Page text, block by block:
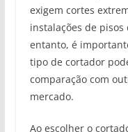
exigem cortes
instalações de
entanto, é
tipo de cortador
comparação com
mercado.
Ao escolher o